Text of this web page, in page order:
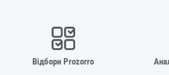
Відбори Prozorro